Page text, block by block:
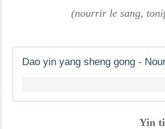
(nourrir le sang,
Dao yin yang sheng gong -
Yin